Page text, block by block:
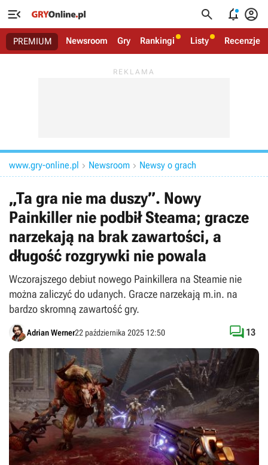
   
PREMIUM Newsroom Gry Rankingi Listy Recenzje
www.gry-online.pl  Newsroom  Newsy o grach
„Ta gra nie ma duszy”. Nowy
Painkiller nie podbił Steama; gracze
narzekają na brak zawartości, a
długość rozgrywki nie powala
Wczorajszego debiut nowego Painkillera na Steamie nie
można zaliczyć do udanych. Gracze narzekają m.in. na
bardzo skromną zawartość gry.
Adrian Werner22 października 2025 12:50  13